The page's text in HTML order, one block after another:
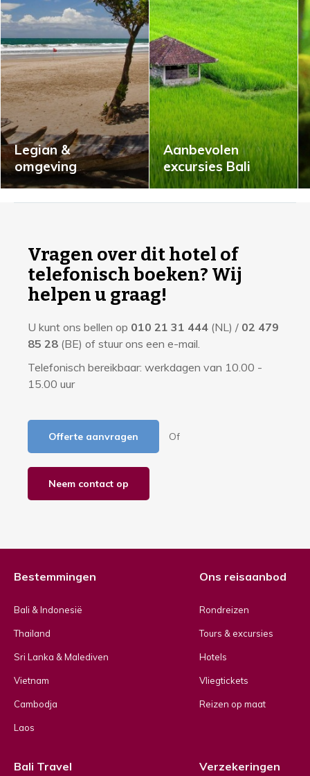
Legian &
omgeving
Aanbevolen
excursies Bali
Vragen over dit hotel of
telefonisch boeken? Wij
helpen u graag!
U kunt ons bellen op 010 21 31 444 (NL) / 02 479
85 28 (BE) of stuur ons een e-mail.
Telefonisch bereikbaar: werkdagen van 10.00 -
15.00 uur
Offerte aanvragen Of
Neem contact op
Bestemmingen
Bali & Indonesië
Thailand
Sri Lanka & Malediven
Vietnam
Cambodja
Laos
Ons reisaanbod
Rondreizen
Tours & excursies
Hotels
Vliegtickets
Reizen op maat
Bali Travel Verzekeringen